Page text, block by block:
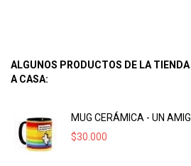
ALGUNOS PRODUCTOS DE LA
A CASA:
MUG CERÁMICA - UN
$30.000